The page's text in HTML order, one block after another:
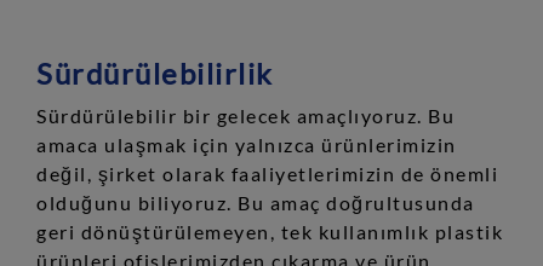
Sürdürülebilirlik
Sürdürülebilir bir gelecek amaçlıyoruz. Bu
amaca ulaşmak için yalnızca ürünlerimizin
değil, şirket olarak faaliyetlerimizin de önemli
olduğunu biliyoruz. Bu amaç doğrultusunda
geri dönüştürülemeyen, tek kullanımlık plastik
ürünleri ofislerimizden çıkarma ve ürün